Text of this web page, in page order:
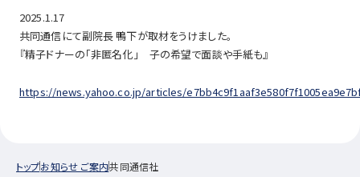
2025.1.17
共同通信にて副院長 鴨下が取材をうけました。
『精子ドナーの「非匿名化」 子の希望で面談や手紙も』
https://news.yahoo.co.jp/articles/
トップお知らせ ご案内共同通信社